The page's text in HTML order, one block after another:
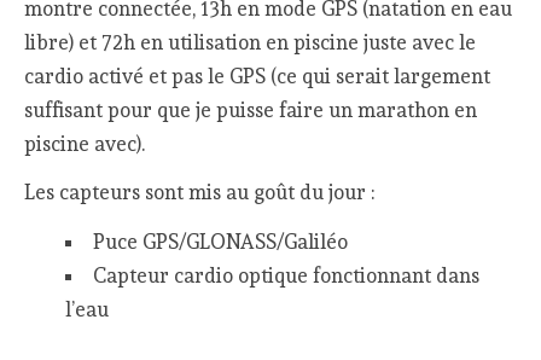
montre connectée, 13h en mode GPS (natation en eau
libre) et 72h en utilisation en piscine juste avec le
cardio activé et pas le GPS (ce qui serait largement
suffisant pour que je puisse faire un marathon en
piscine avec).
Les capteurs sont mis au goût du jour :
Puce GPS/GLONASS/Galiléo
Capteur cardio optique fonctionnant dans
l’eau